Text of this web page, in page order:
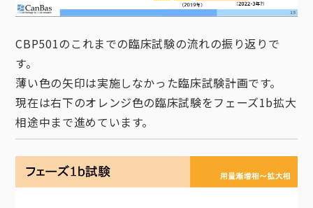
CBP501のこれまでの臨床試験の流れの振り返りで
す。
薄い色の矢印は実施しなかった臨床試験計画です。
現在は右下のオレンジ色の臨床試験をフェーズ1b拡大
相途中まで進めています。